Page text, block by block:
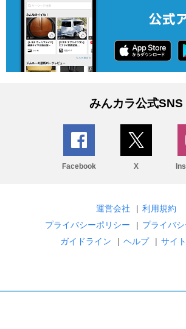
みんカラ公式SNS
Facebook X
運営会社 | 利用規約
プライバシーポリシー
| プライバ
ガイドライン
| ヘルプ | サイ